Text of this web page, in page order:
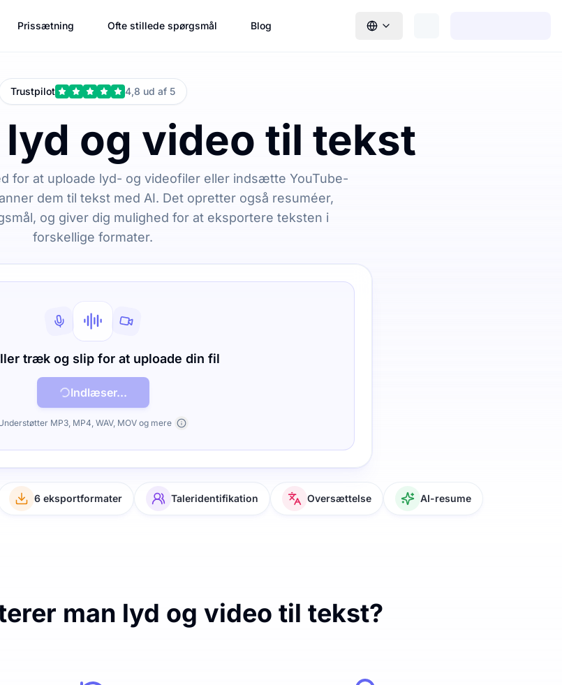
Prissætning Ofte stillede spørgsmål Blog
Trustpilot 4,8 ud af 5
og video til tekst
for at uploade lyd- og videofiler eller indsætte YouTube-
dem til tekst med AI. Det opretter også resuméer,
og giver dig mulighed for at eksportere teksten i
forskellige formater.
træk og slip for at uploade din fil
Indlæser...
MP3, MP4, WAV, MOV og mere
6 eksportformater Taleridentifikation Oversættelse AI-resume
man lyd og video til tekst?